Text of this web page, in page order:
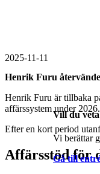
Vill du
Vi berättar
Gå till
2025-11-11
Henrik Furu
Henrik Furu är tillbaka
affärssystem under 2026.
Efter en kort period
Affärsstöd för